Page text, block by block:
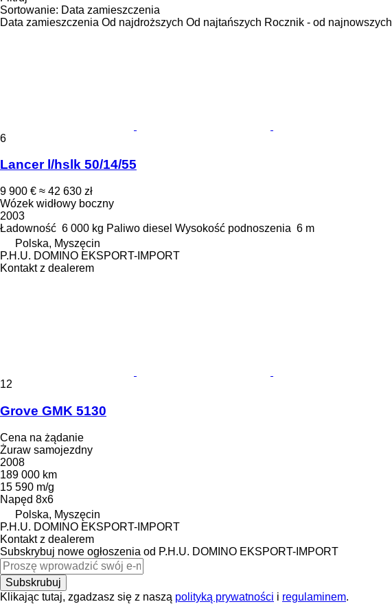
Sortowanie: Data zamieszczenia
Data zamieszczenia Od najdroższych Od najtańszych Rocznik - od najnowszych
6
Lancer l/hslk 50/14/55
9 900 € ≈ 42 630 zł
Wózek widłowy boczny
2003
Ładowność 6 000 kg Paliwo diesel Wysokość podnoszenia 6 m
Polska, Myszęcin
P.H.U. DOMINO EKSPORT-IMPORT
Kontakt z dealerem
12
Grove GMK 5130
Cena na żądanie
Żuraw samojezdny
2008
189 000 km
15 590 m/g
Napęd 8x6
Polska, Myszęcin
P.H.U. DOMINO EKSPORT-IMPORT
Kontakt z dealerem
Subskrybuj nowe ogłoszenia od P.H.U. DOMINO EKSPORT-IMPORT
Subskrubuj
Klikając tutaj, zgadzasz się z naszą polityką prywatności i regulaminem.